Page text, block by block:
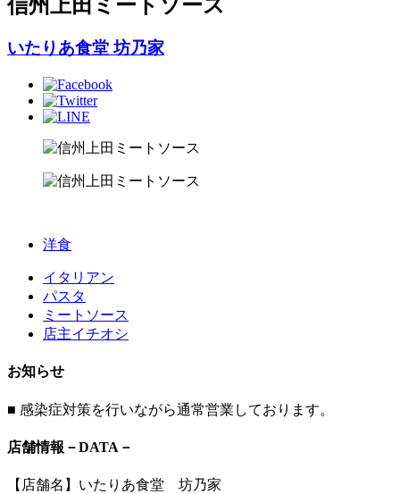
信州上田ミートソース
いたりあ食堂 坊乃家
洋食
イタリアン
パスタ
ミートソース
店主イチオシ
お知らせ
■ 感染症対策を行いながら通常営業しております。
店舗情報－DATA－
【店舗名】いたりあ食堂 坊乃家